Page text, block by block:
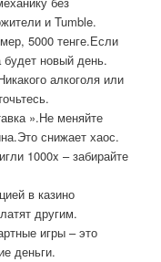
и Tumble.
5000 тенге.Если
будет новый день.
алкоголя или
».Не меняйте
снижает хаос.
1000x – забирайте
в казино
другим.
игры – это
деньги.